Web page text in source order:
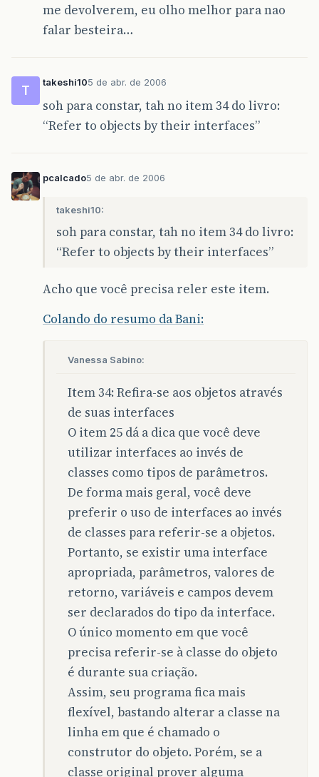
me devolverem, eu olho melhor para nao
falar besteira…
T
takeshi105 de abr. de 2006
soh para constar, tah no item 34 do livro:
“Refer to objects by their interfaces”
pcalcado5 de abr. de 2006
takeshi10:
soh para constar, tah no item 34 do livro:
“Refer to objects by their interfaces”
Acho que você precisa reler este item.
Colando do resumo da Bani:
Vanessa Sabino:
Item 34: Refira-se aos objetos através
de suas interfaces
O item 25 dá a dica que você deve
utilizar interfaces ao invés de
classes como tipos de parâmetros.
De forma mais geral, você deve
preferir o uso de interfaces ao invés
de classes para referir-se a objetos.
Portanto, se existir uma interface
apropriada, parâmetros, valores de
retorno, variáveis e campos devem
ser declarados do tipo da interface.
O único momento em que você
precisa referir-se à classe do objeto
é durante sua criação.
Assim, seu programa fica mais
flexível, bastando alterar a classe na
linha em que é chamado o
construtor do objeto. Porém, se a
classe original prover alguma